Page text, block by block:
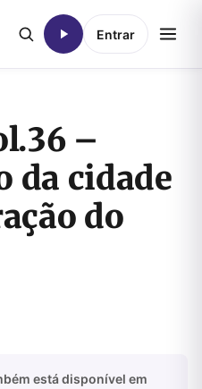
Entrar
–
da cidade
do
está disponível em